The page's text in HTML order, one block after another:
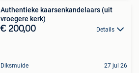
Authentieke kaarsenkandelaars (uit
vroegere kerk)
€ 200,00 Details
Diksmuide 27 jul 26